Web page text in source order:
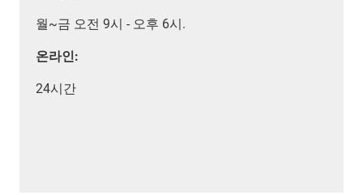
월~금 오전 9시 - 오후 6시.
온라인:
24시간